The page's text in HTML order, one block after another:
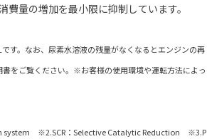
量の増加を最小限に抑制しています。
す。なお、尿素水溶液の残量がなくなるとエンジンの再
をご覧ください。※お客様の使用環境や運転方法によっ
system ※2.SCR：Selective Catalytic Reduction ※3.P